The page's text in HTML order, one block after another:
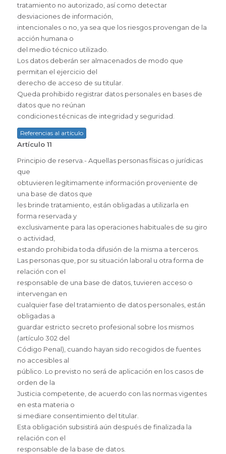
tratamiento no autorizado, así como detectar
desviaciones de información,
intencionales o no, ya sea que los riesgos provengan de la
acción humana o
del medio técnico utilizado.
Los datos deberán ser almacenados de modo que
permitan el ejercicio del
derecho de acceso de su titular.
Queda prohibido registrar datos personales en bases de
datos que no reúnan
condiciones técnicas de integridad y seguridad.
Referencias al artículo
Artículo 11
Principio de reserva.- Aquellas personas físicas o jurídicas
que
obtuvieren legítimamente información proveniente de
una base de datos que
les brinde tratamiento, están obligadas a utilizarla en
forma reservada y
exclusivamente para las operaciones habituales de su giro
o actividad,
estando prohibida toda difusión de la misma a terceros.
Las personas que, por su situación laboral u otra forma de
relación con el
responsable de una base de datos, tuvieren acceso o
intervengan en
cualquier fase del tratamiento de datos personales, están
obligadas a
guardar estricto secreto profesional sobre los mismos
(artículo 302 del
Código Penal), cuando hayan sido recogidos de fuentes
no accesibles al
público. Lo previsto no será de aplicación en los casos de
orden de la
Justicia competente, de acuerdo con las normas vigentes
en esta materia o
si mediare consentimiento del titular.
Esta obligación subsistirá aún después de finalizada la
relación con el
responsable de la base de datos.